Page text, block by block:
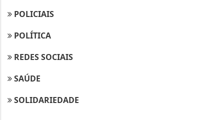
POLICIAIS
POLÍTICA
REDES SOCIAIS
SAÚDE
SOLIDARIEDADE